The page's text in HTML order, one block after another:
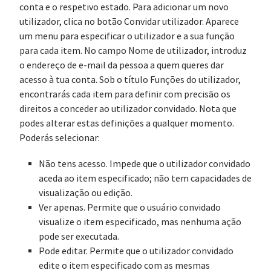
conta e o respetivo estado. Para adicionar um novo
utilizador, clica no botão Convidar utilizador. Aparece
um menu para especificar o utilizador e a sua função
para cada item. No campo Nome de utilizador, introduz
o endereço de e-mail da pessoa a quem queres dar
acesso à tua conta. Sob o título Funções do utilizador,
encontrarás cada item para definir com precisão os
direitos a conceder ao utilizador convidado. Nota que
podes alterar estas definições a qualquer momento.
Poderás selecionar:
Não tens acesso. Impede que o utilizador convidado
aceda ao item especificado; não tem capacidades de
visualização ou edição.
Ver apenas. Permite que o usuário convidado
visualize o item especificado, mas nenhuma ação
pode ser executada.
Pode editar. Permite que o utilizador convidado
edite o item especificado com as mesmas